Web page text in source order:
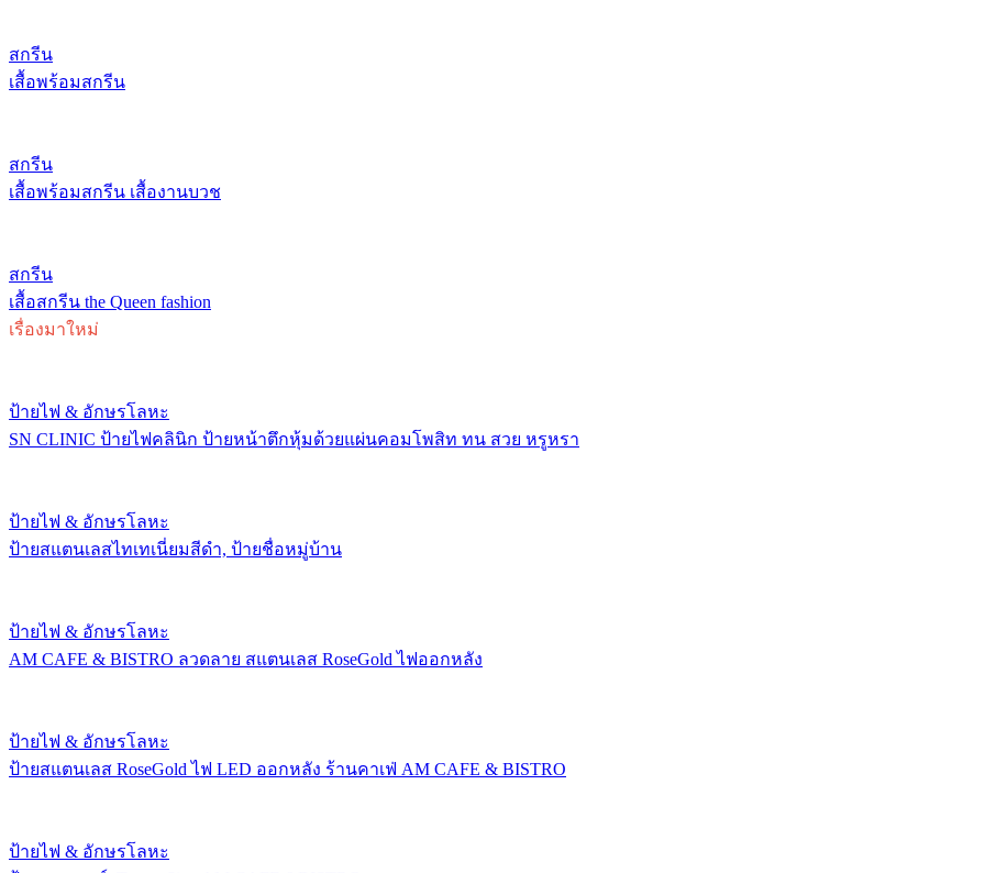
สกรีน
เสื้อพร้อมสกรีน
สกรีน
เสื้อพร้อมสกรีน เสื้องานบวช
สกรีน
เสื้อสกรีน the Queen fashion
เรื่องมาใหม่
ป้ายไฟ & อักษรโลหะ
SN CLINIC ป้ายไฟคลินิก ป้ายหน้าตึกหุ้มด้วยแผ่นคอมโพสิท ทน สวย หรูหรา
ป้ายไฟ & อักษรโลหะ
ป้ายสแตนเลสไทเทเนี่ยมสีดำ, ป้ายชื่อหมู่บ้าน
ป้ายไฟ & อักษรโลหะ
AM CAFE & BISTRO ลวดลาย สแตนเลส RoseGold ไฟออกหลัง
ป้ายไฟ & อักษรโลหะ
ป้ายสแตนเลส RoseGold ไฟ LED ออกหลัง ร้านคาเฟ่ AM CAFE & BISTRO
ป้ายไฟ & อักษรโลหะ